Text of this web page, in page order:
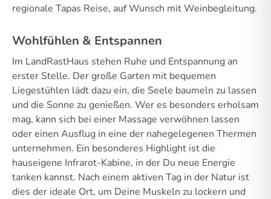
regionale Tapas Reise, auf Wunsch mit Weinbegleitung.
Wohlfühlen & Entspannen
Im LandRastHaus stehen Ruhe und Entspannung an
erster Stelle. Der große Garten mit bequemen
Liegestühlen lädt dazu ein, die Seele baumeln zu lassen
und die Sonne zu genießen. Wer es besonders erholsam
mag, kann sich bei einer Massage verwöhnen lassen
oder einen Ausflug in eine der nahegelegenen Thermen
unternehmen. Ein besonderes Highlight ist die
hauseigene Infrarot-Kabine, in der Du neue Energie
tanken kannst. Nach einem aktiven Tag in der Natur ist
dies der ideale Ort, um Deine Muskeln zu lockern und